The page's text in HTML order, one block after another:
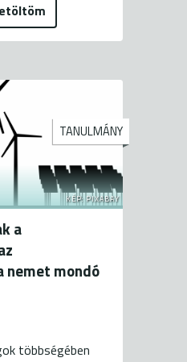
KÉP: PIXABAY
TANULMÁNY
a
nemet mondó
többségében